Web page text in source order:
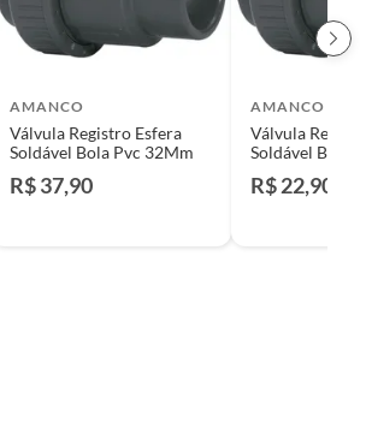
AMANCO
Válvula Registro Esfera
Soldável Bola Pvc 32Mm
R$ 37,90
AMANCO
Válvula
Soldável Bola
R$ 22,90